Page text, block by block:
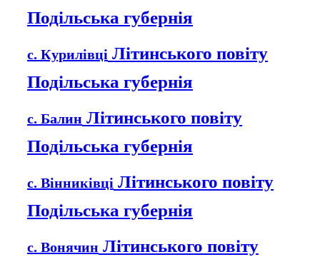
Подільська губернія
с. Курилівці Літинського повіту
Подільська губернія
с. Балин Літинського повіту
Подільська губернія
с. Вінниківці Літинського повіту
Подільська губернія
с. Вонячин Літинського повіту